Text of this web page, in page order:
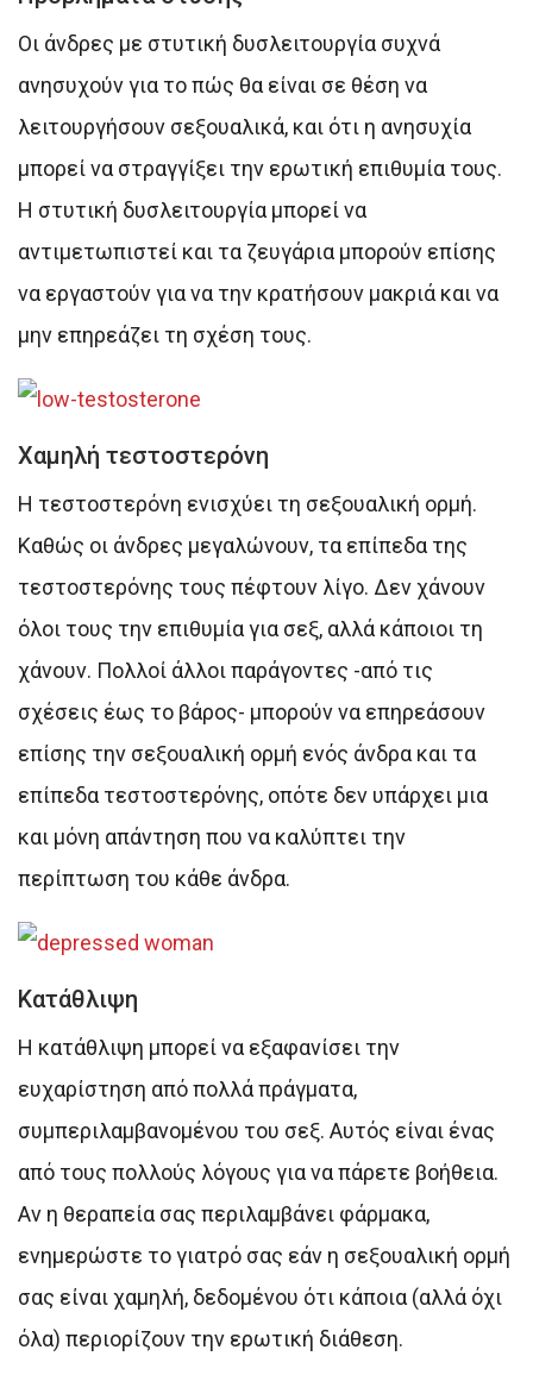
Οι άνδρες με στυτική δυσλειτουργία συχνά
ανησυχούν για το πώς θα είναι σε θέση να
λειτουργήσουν σεξουαλικά, και ότι η ανησυχία
μπορεί να στραγγίξει την ερωτική επιθυμία τους.
Η στυτική δυσλειτουργία μπορεί να
αντιμετωπιστεί και τα ζευγάρια μπορούν επίσης
να εργαστούν για να την κρατήσουν μακριά και να
μην επηρεάζει τη σχέση τους.
Χαμηλή τεστοστερόνη
Η τεστοστερόνη ενισχύει τη σεξουαλική ορμή.
Καθώς οι άνδρες μεγαλώνουν, τα επίπεδα της
τεστοστερόνης τους πέφτουν λίγο. Δεν χάνουν
όλοι τους την επιθυμία για σεξ, αλλά κάποιοι τη
χάνουν. Πολλοί άλλοι παράγοντες -από τις
σχέσεις έως το βάρος- μπορούν να επηρεάσουν
επίσης την σεξουαλική ορμή ενός άνδρα και τα
επίπεδα τεστοστερόνης, οπότε δεν υπάρχει μια
και μόνη απάντηση που να καλύπτει την
περίπτωση του κάθε άνδρα.
Κατάθλιψη
Η κατάθλιψη μπορεί να εξαφανίσει την
ευχαρίστηση από πολλά πράγματα,
συμπεριλαμβανομένου του σεξ. Αυτός είναι ένας
από τους πολλούς λόγους για να πάρετε βοήθεια.
Αν η θεραπεία σας περιλαμβάνει φάρμακα,
ενημερώστε το γιατρό σας εάν η σεξουαλική ορμή
σας είναι χαμηλή, δεδομένου ότι κάποια (αλλά όχι
όλα) περιορίζουν την ερωτική διάθεση.